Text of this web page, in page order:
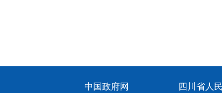
中国政府网 四川省人